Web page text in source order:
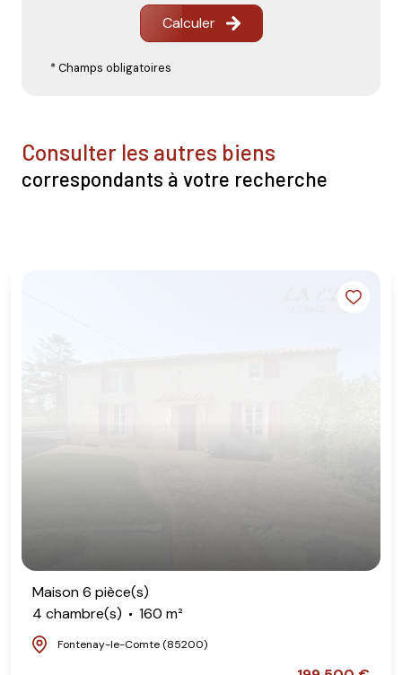
Calculer
* Champs obligatoires
consulter les autres biens
correspondants à votre recherche
Maison 6 pièce(s)
4 chambre(s)
160 m²
Fontenay-le-Comte (85200)